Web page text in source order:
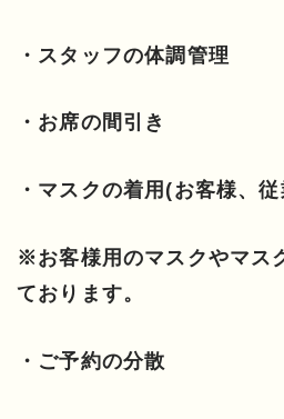
・スタッフの体調管理
・お席の間引き
・マスクの着用(お客様、
※お客様用のマスクやマス
ております。
・ご予約の分散